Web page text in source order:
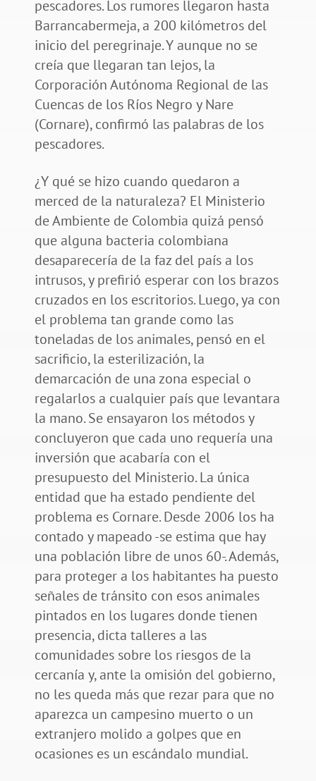
pescadores. Los rumores llegaron hasta
Barrancabermeja, a 200 kilómetros del
inicio del peregrinaje. Y aunque no se
creía que llegaran tan lejos, la
Corporación Autónoma Regional de las
Cuencas de los Ríos Negro y Nare
(Cornare), confirmó las palabras de los
pescadores.
¿Y qué se hizo cuando quedaron a
merced de la naturaleza? El Ministerio
de Ambiente de Colombia quizá pensó
que alguna bacteria colombiana
desaparecería de la faz del país a los
intrusos, y prefirió esperar con los brazos
cruzados en los escritorios. Luego, ya con
el problema tan grande como las
toneladas de los animales, pensó en el
sacrificio, la esterilización, la
demarcación de una zona especial o
regalarlos a cualquier país que levantara
la mano. Se ensayaron los métodos y
concluyeron que cada uno requería una
inversión que acabaría con el
presupuesto del Ministerio. La única
entidad que ha estado pendiente del
problema es Cornare. Desde 2006 los ha
contado y mapeado -se estima que hay
una población libre de unos 60-. Además,
para proteger a los habitantes ha puesto
señales de tránsito con esos animales
pintados en los lugares donde tienen
presencia, dicta talleres a las
comunidades sobre los riesgos de la
cercanía y, ante la omisión del gobierno,
no les queda más que rezar para que no
aparezca un campesino muerto o un
extranjero molido a golpes que en
ocasiones es un escándalo mundial.